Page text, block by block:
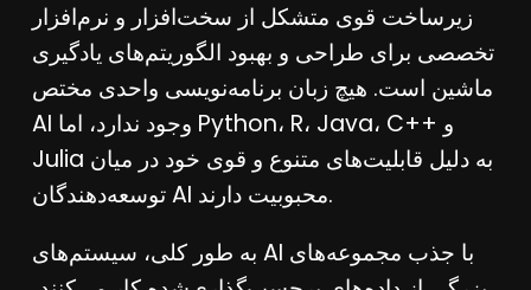
زیرساخت قوی متشکل از سخت‌افزار و نرم‌افزار
تخصصی برای طراحی و بهبود الگوریتم‌های یادگیری
ماشین است. هیچ زبان برنامه‌نویسی واحدی مختص
AI وجود ندارد، اما Python، R، Java، C++ و
Julia به دلیل قابلیت‌های متنوع و قوی خود در میان
توسعه‌دهندگان AI محبوبیت دارند.
به طور کلی، سیستم‌های AI با جذب مجموعه‌های